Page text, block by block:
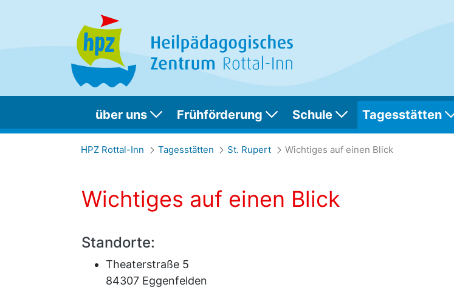
über uns Frühförderung Schule Tagesstätten
Wichtiges auf einen Blick
HPZ Rottal-Inn Tagesstätten St. Rupert Wichtiges auf einen Blick
Wichtiges auf einen Blick
Standorte:
Theaterstraße 5
84307 Eggenfelden